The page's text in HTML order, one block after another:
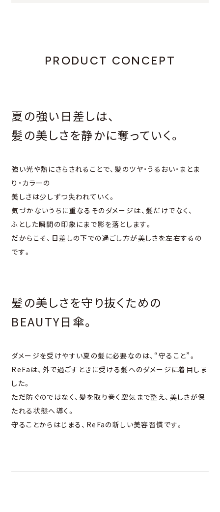
PRODUCT CONCEPT
夏の強い⽇差しは、
髪の美しさを静かに奪っていく。
強い光や熱にさらされることで、髪のツヤ・うるおい・まとま
り・カラーの
美しさは少しずつ失われていく。
気づかないうちに重なるそのダメージは、髪だけでなく、
ふとした瞬間の印象にまで影を落とします。
だからこそ、⽇差しの下での過ごし⽅が美しさを左右するの
です。
髪の美しさを守り抜くための
BEAUTY⽇傘。
ダメージを受けやすい夏の髪に必要なのは、“守ること”。
ReFaは、外で過ごすときに受ける髪へのダメージに着⽬しま
した。
ただ防ぐのではなく、髪を取り巻く空気まで整え、美しさが保
たれる状態へ導く。
守ることからはじまる、ReFaの新しい美容習慣です。